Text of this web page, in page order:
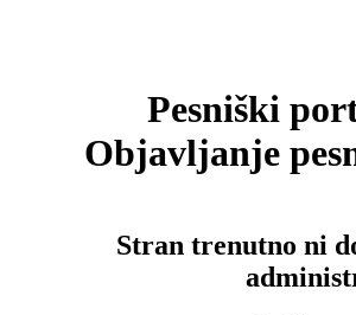
Pesniški
Objavljanje
Stran trenutno ni